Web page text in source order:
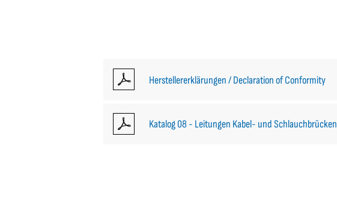
Herstellererklärungen / Declaration of Conformity
Katalog 08 - Leitungen Kabel- und Schlauchbrücken